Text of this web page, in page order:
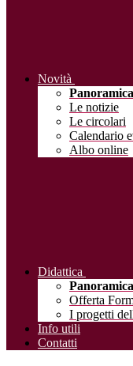
Novità
Panoramica
Le notizie
Le circolari
Calendario
Albo online
Didattica
Panoramica
Offerta
I progetti
Info utili
Contatti